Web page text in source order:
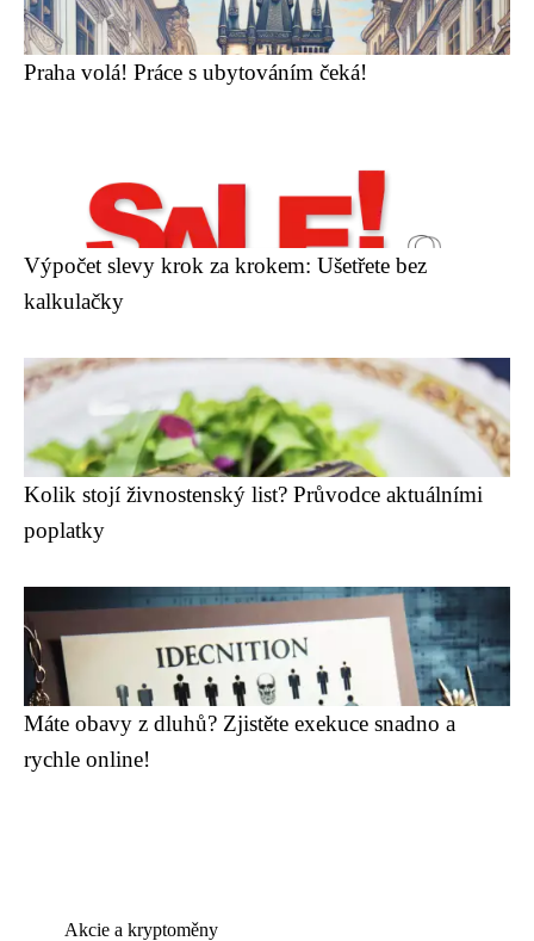
Praha volá! Práce s ubytováním čeká!
Výpočet slevy krok za krokem: Ušetřete bez
kalkulačky
Kolik stojí živnostenský list? Průvodce aktuálními
poplatky
Máte obavy z dluhů? Zjistěte exekuce snadno a
rychle online!
Akcie a kryptoměny